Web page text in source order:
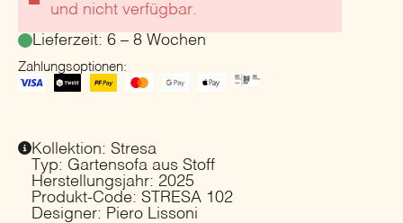
und nicht verfügbar.
Lieferzeit: 6 – 8 Wochen
Zahlungsoptionen:
Kollektion: Stresa
Typ: Gartensofa aus Stoff
Herstellungsjahr: 2025
Produkt-Code: STRESA 102
Designer: Piero Lissoni